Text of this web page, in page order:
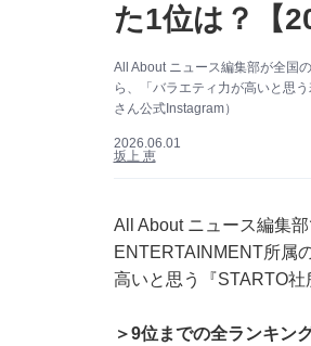
た1位は？【
All About ニュース編集部が全国
ら、「バラエティ力が高いと思
さん公式Instagram）
2026.06.01
坂上 恵
All About ニュース編集
ENTERTAINMENT所属
高いと思う『STARTO社
＞9位までの全ランキン